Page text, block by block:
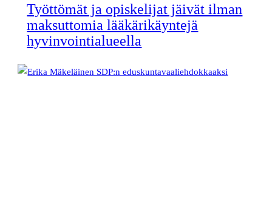
Työttömät ja opiskelijat jäivät ilman
maksuttomia lääkärikäyntejä
hyvinvointialueella